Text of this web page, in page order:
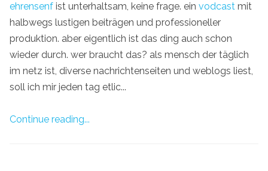
ehrensenf ist unterhaltsam, keine frage. ein vodcast mit
halbwegs lustigen beiträgen und professioneller
produktion. aber eigentlich ist das ding auch schon
wieder durch. wer braucht das? als mensch der täglich
im netz ist, diverse nachrichtenseiten und weblogs liest,
soll ich mir jeden tag etlic...
Continue reading...